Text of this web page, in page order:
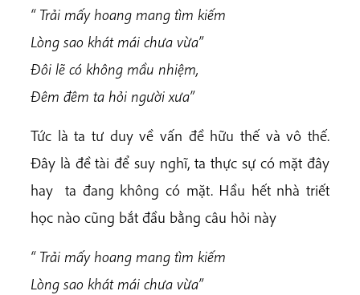
“ Trải mấy hoang mang tìm kiếm
Lòng sao khát mái chưa vừa”
Đôi lẽ có không mầu nhiệm,
Đêm đêm ta hỏi người xưa”
Tức là ta tư duy về vấn đề hữu thế và vô thế.
Đây là đề tài để suy nghĩ, ta thực sự có mặt đây
hay ta đang không có mặt. Hầu hết nhà triết
học nào cũng bắt đầu bằng câu hỏi này
“ Trải mấy hoang mang tìm kiếm
Lòng sao khát mái chưa vừa”